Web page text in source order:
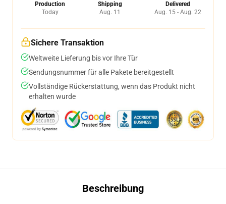
Production
Today
Shipping
Aug. 11
Delivered
Aug. 15 - Aug. 22
Sichere Transaktion
Weltweite Lieferung bis vor Ihre Tür
Sendungsnummer für alle Pakete bereitgestellt
Vollständige Rückerstattung, wenn das Produkt nicht
erhalten wurde
Beschreibung